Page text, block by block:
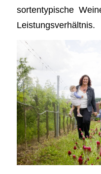
sortentypische
Leistungsverhältnis.